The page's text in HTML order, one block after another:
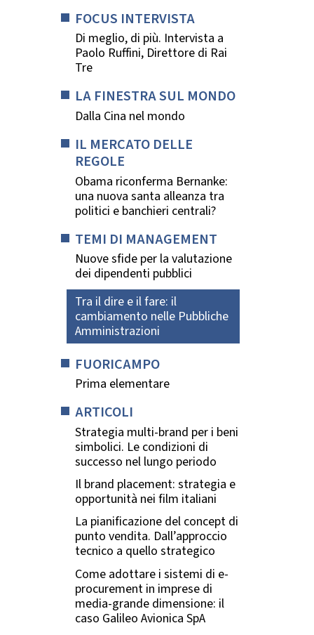
FOCUS INTERVISTA
Di meglio, di più. Intervista a
Paolo Ruffini, Direttore di Rai
Tre
LA FINESTRA SUL MONDO
Dalla Cina nel mondo
IL MERCATO DELLE
REGOLE
Obama riconferma Bernanke:
una nuova santa alleanza tra
politici e banchieri centrali?
TEMI DI MANAGEMENT
Nuove sfide per la valutazione
dei dipendenti pubblici
Tra il dire e il fare: il
cambiamento nelle Pubbliche
Amministrazioni
FUORICAMPO
Prima elementare
ARTICOLI
Strategia multi-brand per i beni
simbolici. Le condizioni di
successo nel lungo periodo
Il brand placement: strategia e
opportunità nei film italiani
La pianificazione del concept di
punto vendita. Dall’approccio
tecnico a quello strategico
Come adottare i sistemi di e-
procurement in imprese di
media-grande dimensione: il
caso Galileo Avionica SpA